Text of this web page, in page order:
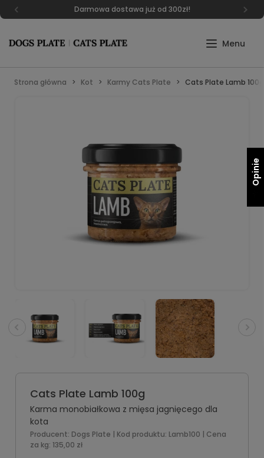
Darmowa dostawa już od 300zł!
Strona główna Kot Karmy Cats Plate Cats Plate Lamb 100g
Cats Plate Lamb 100g
Karma monobiałkowa z mięsa jagnięcego dla
kota
Producent: Dogs Plate | Kod produktu: Lamb100 | Cena
za kg: 135,00 zł
Opinie